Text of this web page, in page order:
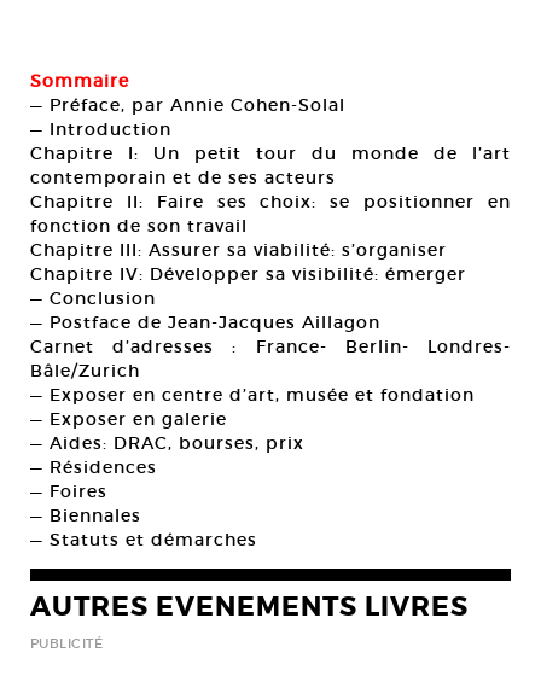
Sommaire
— Préface, par Annie Cohen-Solal
— Introduction
Chapitre I: Un petit tour du monde de l’art
contemporain et de ses acteurs
Chapitre II: Faire ses choix: se positionner en
fonction de son travail
Chapitre III: Assurer sa viabilité: s’organiser
Chapitre IV: Développer sa visibilité: émerger
— Conclusion
— Postface de Jean-Jacques Aillagon
Carnet d’adresses : France- Berlin- Londres-
Bâle/Zurich
— Exposer en centre d’art, musée et fondation
— Exposer en galerie
— Aides: DRAC, bourses, prix
— Résidences
— Foires
— Biennales
— Statuts et démarches
AUTRES EVENEMENTS LIVRES
PUBLICITÉ